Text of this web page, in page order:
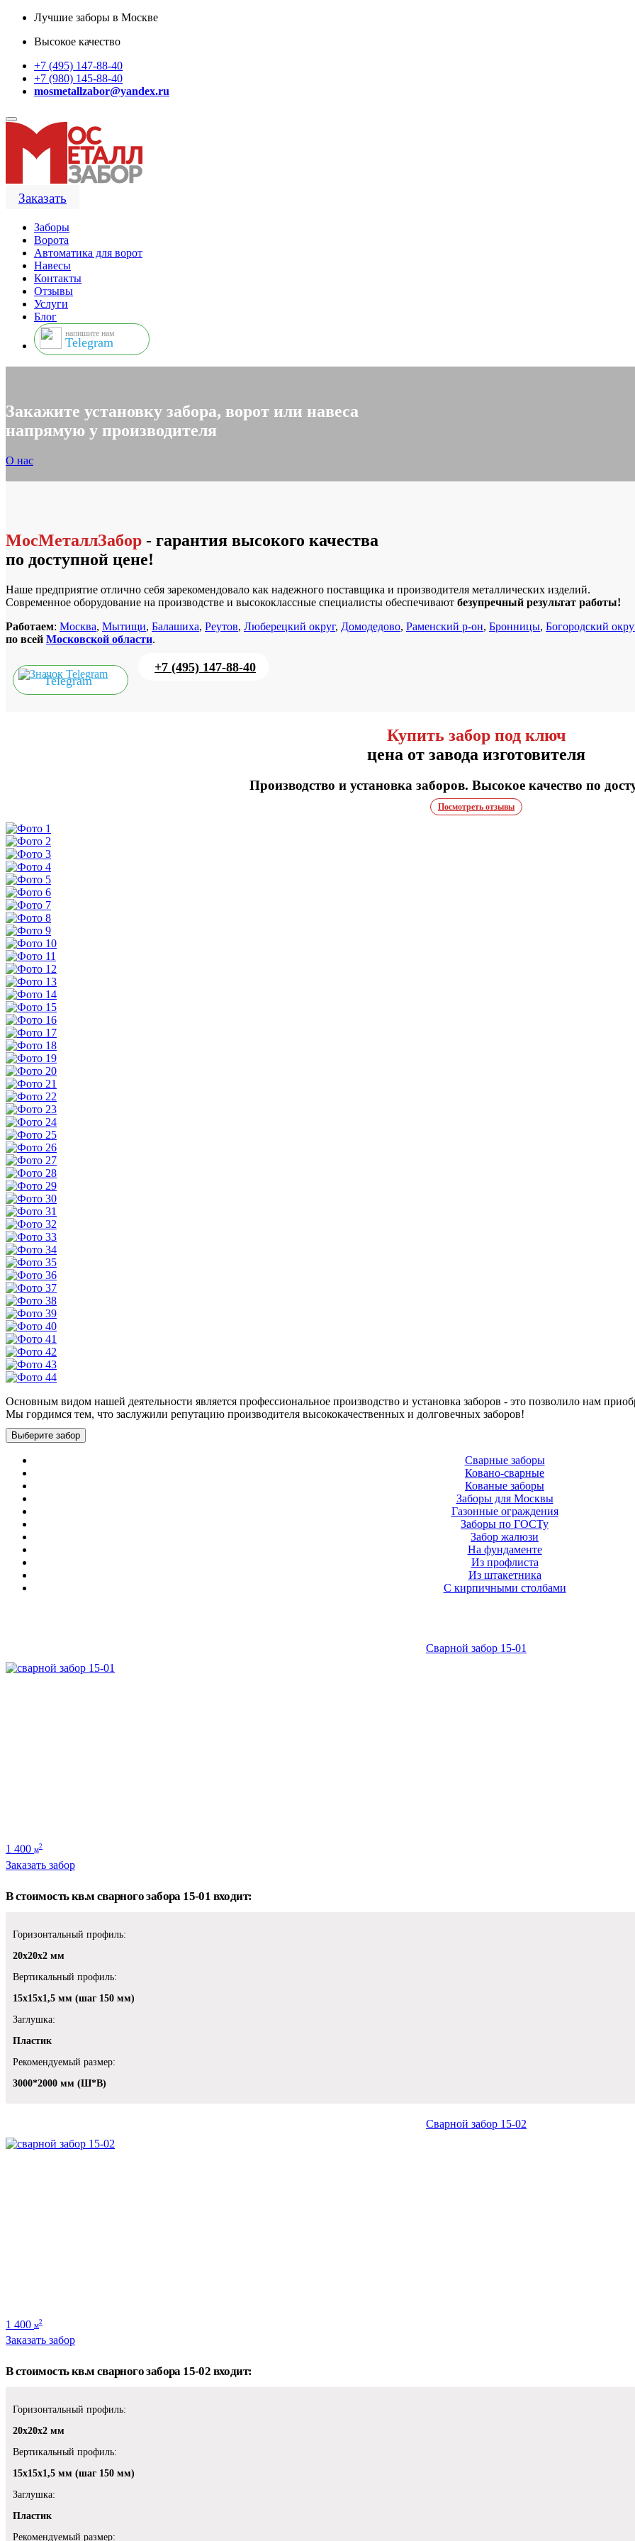
Лучшие заборы в Москве
Высокое качество
+7 (495) 147-88-40
+7 (980) 145-88-40
mosmetallzabor@yandex.ru
Заказать
Заборы
Ворота
Автоматика для ворот
Навесы
Контакты
Отзывы
Услуги
Блог
напишите нам
Telegram
Закажите установку забора, ворот или навеса
напрямую у производителя
О нас
МосМеталлЗабор - гарантия высокого качества
по доступной цене!
Наше предприятие отлично себя зарекомендовало как надежного поставщика и производителя металлических изделий.
Современное оборудование на производстве и высококлассные специалисты обеспечивают безупречный результат работы!
Работаем: Москва, Мытищи, Балашиха, Реутов, Люберецкий округ, Домодедово, Раменский р-он, Бронницы, Богородский
по всей Московской области.
Telegram
+7 (495) 147-88-40
Купить забор под ключ
цена от завода изготовителя
Производство и установка заборов. Высокое качество по
Посмотреть отзывы
Основным видом нашей деятельности является профессиональное производство и установка заборов - это позволило нам
Мы гордимся тем, что заслужили репутацию производителя высококачественных и долговечных заборов!
Выберите забор
Сварные заборы
Ковано-сварные
Кованые заборы
Заборы для Москвы
Газонные ограждения
Заборы по ГОСТу
Забор жалюзи
На фундаменте
Из профлиста
Из штакетника
С кирпичными столбами
Сварной забор 15-01
1 400 м2
Заказать забор
В стоимость кв.м сварного забора 15-01 входит:
Горизонтальный профиль:
20х20х2 мм
Вертикальный профиль:
15х15х1,5 мм (шаг 150 мм)
Заглушка:
Пластик
Рекомендуемый размер:
3000*2000 мм (Ш*В)
Сварной забор 15-02
1 400 м2
Заказать забор
В стоимость кв.м сварного забора 15-02 входит:
Горизонтальный профиль:
20х20х2 мм
Вертикальный профиль:
15х15х1,5 мм (шаг 150 мм)
Заглушка:
Пластик
Рекомендуемый размер: